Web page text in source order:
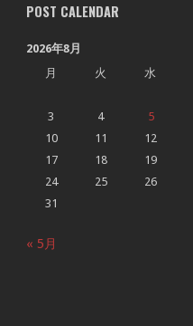
POST CALENDAR
2026年8月
月
火 水
3
4 5
10
11 12
17
18 19
24
25 26
31
« 5月